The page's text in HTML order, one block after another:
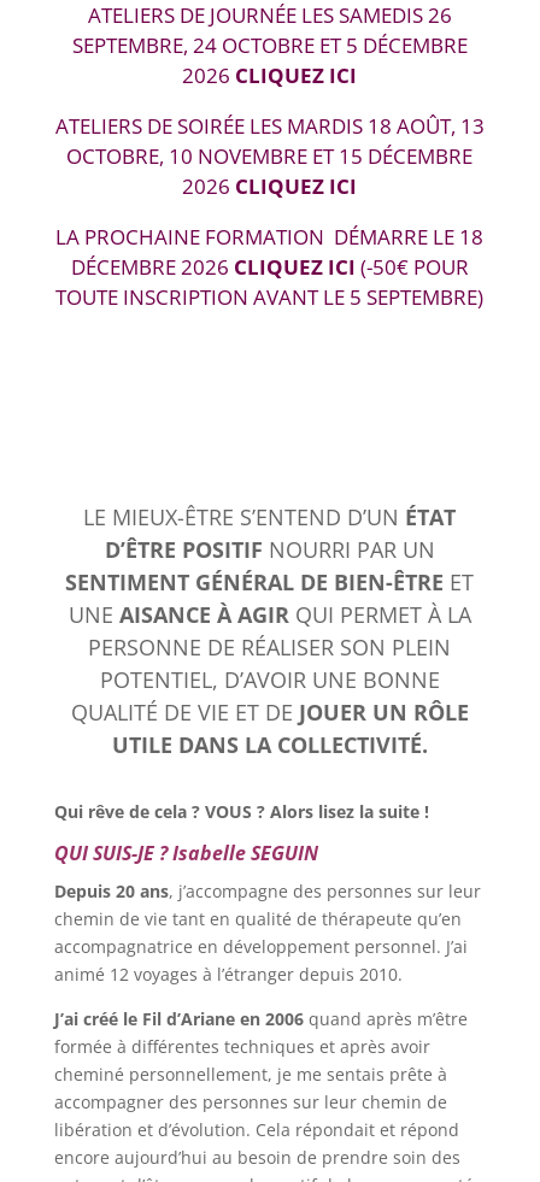
ATELIERS DE JOURNÉE LES SAMEDIS 26
SEPTEMBRE, 24 OCTOBRE ET 5 DÉCEMBRE
2026 CLIQUEZ ICI
ATELIERS DE SOIRÉE LES MARDIS 18 AOÛT, 13
OCTOBRE, 10 NOVEMBRE ET 15 DÉCEMBRE
2026 CLIQUEZ ICI
LA PROCHAINE FORMATION DÉMARRE LE 18
DÉCEMBRE 2026 CLIQUEZ ICI (-50€ POUR
TOUTE INSCRIPTION AVANT LE 5 SEPTEMBRE)
LE MIEUX-ÊTRE S’ENTEND D’UN ÉTAT
D’ÊTRE POSITIF NOURRI PAR UN
SENTIMENT GÉNÉRAL DE BIEN-ÊTRE ET
UNE AISANCE À AGIRQUI PERMET À LA
PERSONNE DE RÉALISER SON PLEIN
POTENTIEL, D’AVOIR UNE BONNE
QUALITÉ DE VIE ET DE JOUER UN RÔLE
UTILE DANS LA COLLECTIVITÉ.
Qui rêve de cela ? VOUS ? Alors lisez la suite !
QUI SUIS-JE ? Isabelle SEGUIN
Depuis 20 ans, j’accompagne des personnes sur leur
chemin de vie tant en qualité de thérapeute qu’en
accompagnatrice en développement personnel. J’ai
animé 12 voyages à l’étranger depuis 2010.
J’ai créé le Fil d’Ariane en 2006quand après m’être
formée à différentes techniques et après avoir
cheminé personnellement, je me sentais prête à
accompagner des personnes sur leur chemin de
libération et d’évolution. Cela répondait et répond
encore aujourd’hui au besoin de prendre soin des